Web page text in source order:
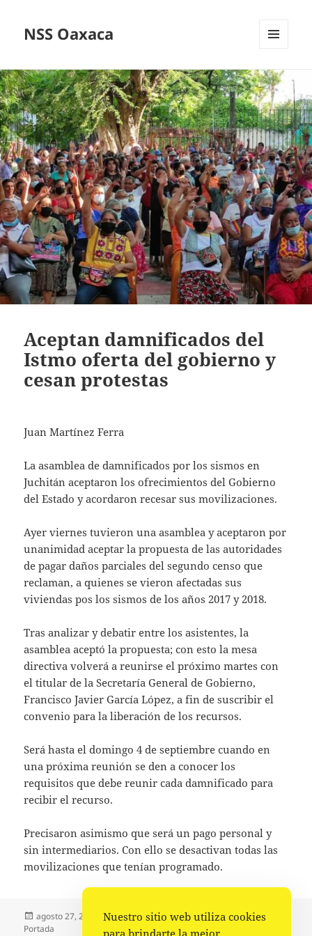
NSS Oaxaca
WIDGETS
Aceptan damnificados del
Istmo oferta del gobierno y
cesan protestas
Juan Martínez Ferra
La asamblea de damnificados por los sismos en
Juchitán aceptaron los ofrecimientos del Gobierno
del Estado y acordaron recesar sus movilizaciones.
Ayer viernes tuvieron una asamblea y aceptaron por
unanimidad aceptar la propuesta de las autoridades
de pagar daños parciales del segundo censo que
reclaman, a quienes se vieron afectadas sus
viviendas pos los sismos de los años 2017 y 2018.
Tras analizar y debatir entre los asistentes, la
asamblea aceptó la propuesta; con esto la mesa
directiva volverá a reunirse el próximo martes con
el titular de la Secretaría General de Gobierno,
Francisco Javier García López, a fin de suscribir el
convenio para la liberación de los recursos.
Será hasta el domingo 4 de septiembre cuando en
una próxima reunión se den a conocer los
requisitos que debe reunir cada damnificado para
recibir el recurso.
Precisaron asimismo que será un pago personal y
sin intermediarios. Con ello se desactivan todas las
movilizaciones que tenían programado.
Publicado
el
agosto 27, 2022 Autor
La redacción Categorías
Estado,Municipios,
Portada
Nuestro sitio web utiliza cookies
para brindarte la mejor